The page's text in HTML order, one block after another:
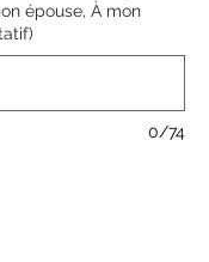
épouse, À mon
0/74